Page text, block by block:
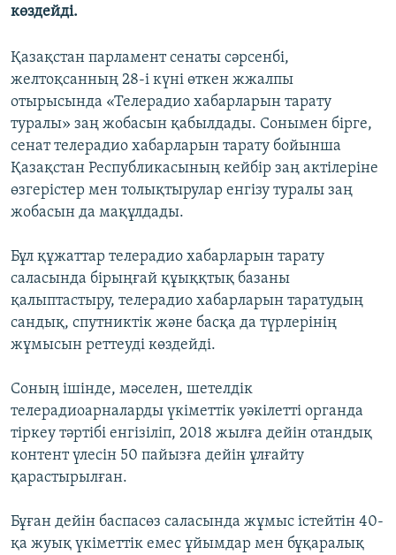
көздейді.
Қазақстан парламент сенаты сәрсенбі,
желтоқсанның 28-і күні өткен жжалпы
отырысында «Телерадио хабарларын тарату
туралы» заң жобасын қабылдады. Сонымен бірге,
сенат телерадио хабарларын тарату бойынша
Қазақстан Республикасының кейбір заң актілеріне
өзгерістер мен толықтырулар енгізу туралы заң
жобасын да мақұлдады.
Бұл құжаттар телерадио хабарларын тарату
саласында бірыңғай құыққтық базаны
қалыптастыру, телерадио хабарларын таратудың
сандық, спутниктік және басқа да түрлерінің
жұмысын реттеуді көздейді.
Соның ішінде, мәселен, шетелдік
телерадиоарналарды үкіметтік уәкілетті органда
тіркеу тәртібі енгізіліп, 2018 жылға дейін отандық
контент үлесін 50 пайызға дейін ұлғайту
қарастырылған.
Бұған дейін баспасөз саласында жұмыс істейтін 40-
қа жуық үкіметтік емес ұйымдар мен бұқаралық